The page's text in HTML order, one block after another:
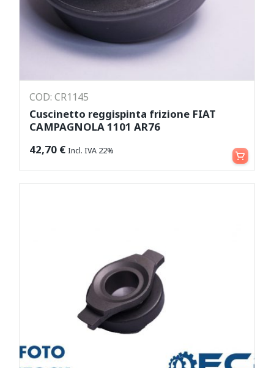
COD: CR1145
Cuscinetto reggispinta frizione FIAT
CAMPAGNOLA 1101 AR76
42,70 € Incl. IVA 22% Aggiungi al carrello